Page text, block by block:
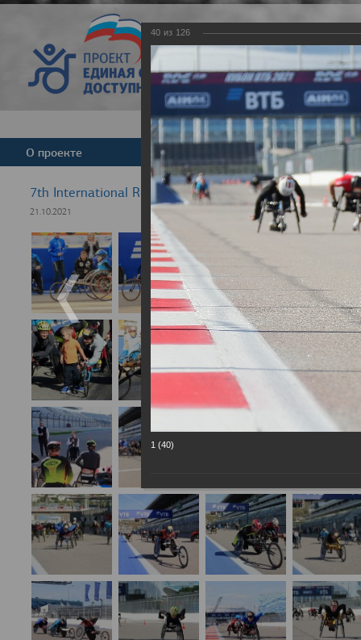
Версия для
О проекте Команда Новости
7th International Rezept-Sport Wheelchair Half
21.10.2021
40 из 126
1 (40)